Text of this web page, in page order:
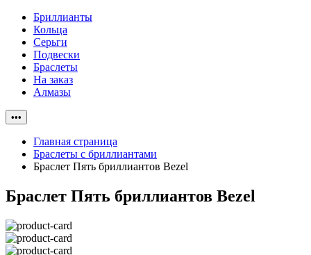
Бриллианты
Кольца
Серьги
Подвески
Браслеты
На заказ
Алмазы
•••
Главная страница
Браслеты с бриллиантами
Браслет Пять бриллиантов Bezel
Браслет Пять бриллиантов Bezel